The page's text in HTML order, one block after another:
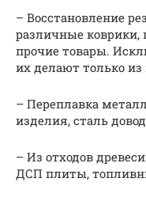
– Восстановление
различные коврики,
прочие товары.
их делают только из
– Переплавка
изделия, сталь
– Из отходов
ДСП плиты,